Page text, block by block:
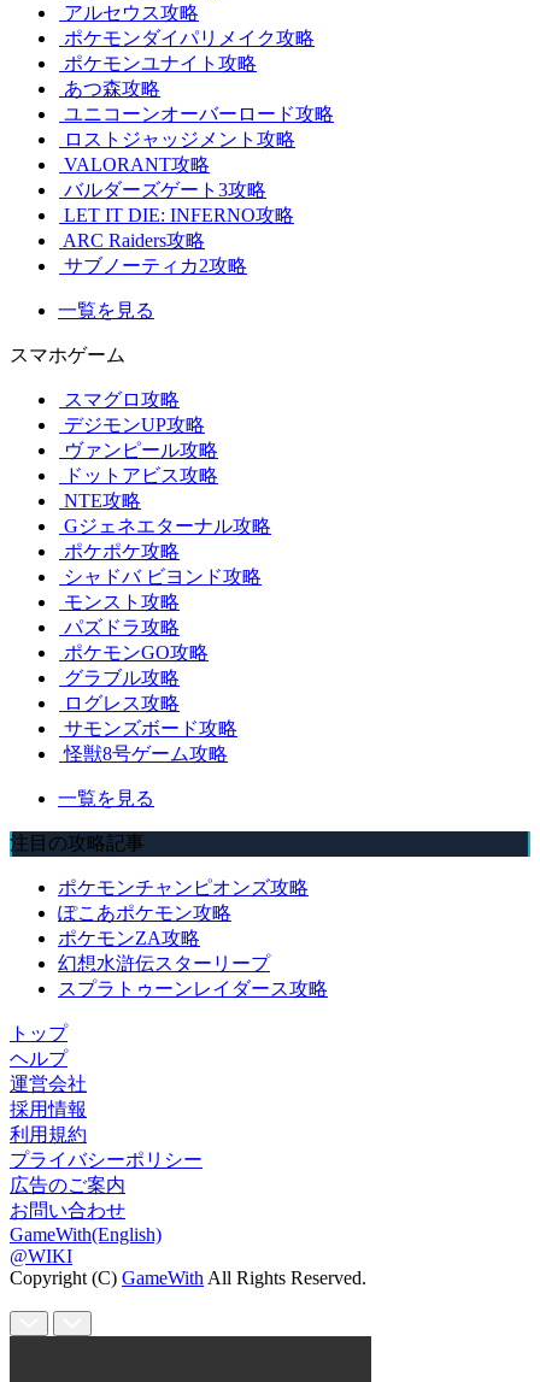
アルセウス攻略
ポケモンダイパリメイク攻略
ポケモンユナイト攻略
あつ森攻略
ユニコーンオーバーロード攻略
ロストジャッジメント攻略
VALORANT攻略
バルダーズゲート3攻略
LET IT DIE: INFERNO攻略
ARC Raiders攻略
サブノーティカ2攻略
一覧を見る
スマホゲーム
スマグロ攻略
デジモンUP攻略
ヴァンピール攻略
ドットアビス攻略
NTE攻略
Gジェネエターナル攻略
ポケポケ攻略
シャドバ ビヨンド攻略
モンスト攻略
パズドラ攻略
ポケモンGO攻略
グラブル攻略
ログレス攻略
サモンズボード攻略
怪獣8号ゲーム攻略
一覧を見る
注目の攻略記事
ポケモンチャンピオンズ攻略
ぽこあポケモン攻略
ポケモンZA攻略
幻想水滸伝スターリープ
スプラトゥーンレイダース攻略
トップ
ヘルプ
運営会社
採用情報
利用規約
プライバシーポリシー
広告のご案内
お問い合わせ
GameWith(English)
@WIKI
Copyright (C) GameWith All Rights Reserved.